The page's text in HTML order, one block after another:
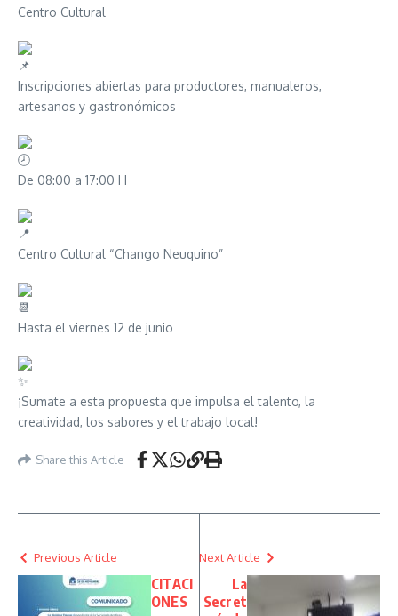
Centro Cultural
Inscripciones abiertas para productores, manualeros,
artesanos y gastronómicos
De 08:00 a 17:00 H
Centro Cultural “Chango Neuquino”
Hasta el viernes 12 de junio
¡Sumate a esta propuesta que impulsa el talento, la
creatividad, los sabores y el trabajo local!
Share this Article
Previous Article
CITACI
ONES
Next Article
La
Secret